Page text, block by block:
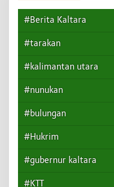
#Berita Kaltara
#tarakan
#kalimantan utara
#nunukan
#bulungan
#Hukrim
#gubernur kaltara
#KTT